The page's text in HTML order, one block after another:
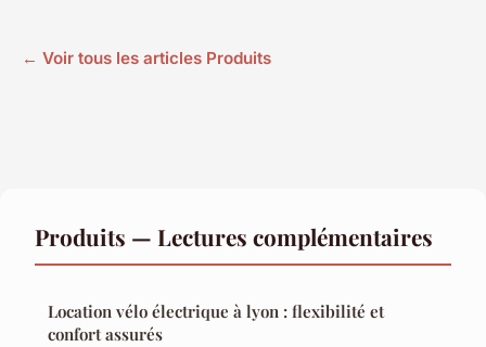
← Voir tous les articles Produits
Produits — Lectures complémentaires
Location vélo électrique à lyon : flexibilité et
confort assurés